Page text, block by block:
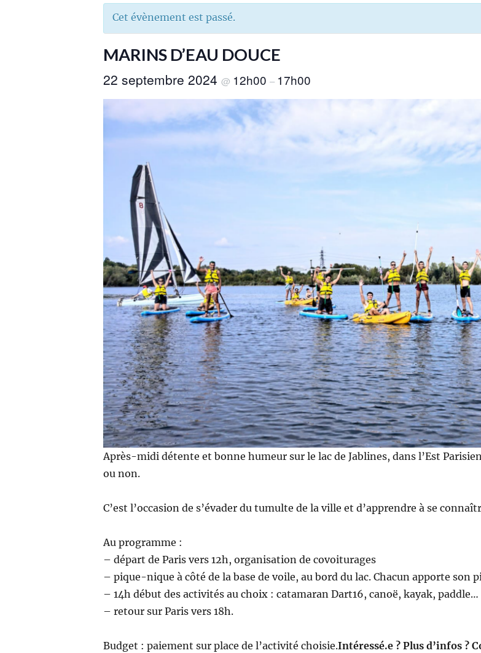
Cet évènement est passé.
MARINS D’EAU DOUCE
22 septembre 2024 @ 12h00 – 17h00
Après-midi détente et bonne humeur sur le lac de Jablines, dans l’Est
ou non.
C’est l’occasion de s’évader du tumulte de la ville et d’apprendre à se
Au programme :
– départ de Paris vers 12h, organisation de covoiturages
– pique-nique à côté de la base de voile, au bord du lac. Chacun apporte son
– 14h début des activités au choix : catamaran Dart16, canoë, kayak, paddle…
– retour sur Paris vers 18h.
Budget : paiement sur place de l’activité choisie.Intéressé.e ? Plus d’infos ?